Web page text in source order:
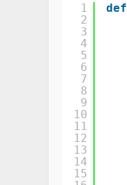
1
2
3
4
5
6
7
8
9
10
11
12
13
14
15
def